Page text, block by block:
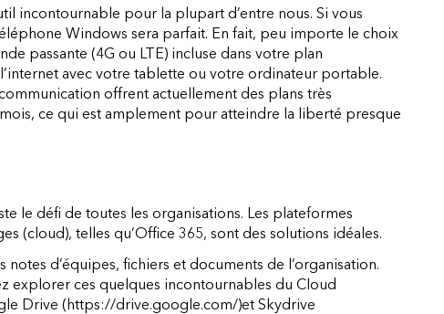
incontournable pour la plupart d’entre nous. Si vous
Windows sera parfait. En fait, peu importe le choix
passante (4G ou LTE) incluse dans votre plan
avec votre tablette ou votre ordinateur portable.
offrent actuellement des plans très
ce qui est amplement pour atteindre la liberté presque
le défi de toutes les organisations. Les plateformes
(cloud), telles qu’Office 365, sont des solutions idéales.
d’équipes, fichiers et documents de l’organisation.
explorer ces quelques incontournables du Cloud
Drive (https://drive.google.com/)et Skydrive